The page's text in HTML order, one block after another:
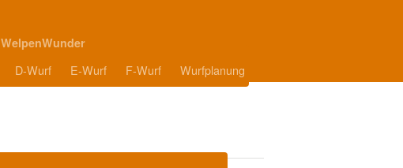
WelpenWunder
D-Wurf E-Wurf F-Wurf Wurfplanung